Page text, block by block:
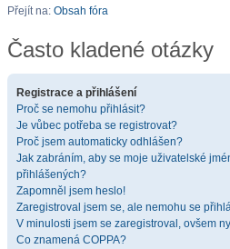
Přejít na: Obsah fóra
Často kladené otázky
Registrace a přihlášení
Proč se nemohu přihlásit?
Je vůbec potřeba se registrovat?
Proč jsem automaticky odhlášen?
Jak zabráním, aby se moje uživatelské
přihlášených?
Zapomněl jsem heslo!
Zaregistroval jsem se, ale nemohu se
V minulosti jsem se zaregistroval, ovšem
Co znamená COPPA?